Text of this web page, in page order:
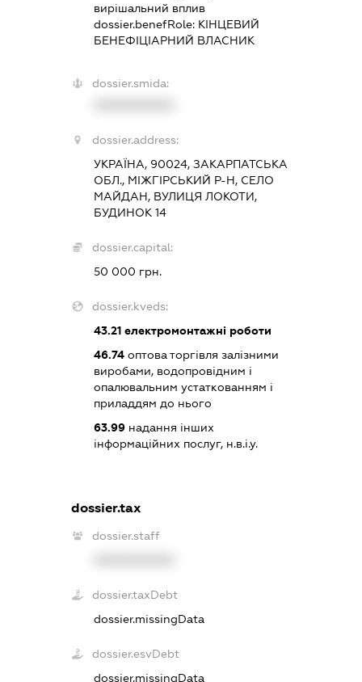
вирішальний вплив
dossier.benefRole: КІНЦЕВИЙ
БЕНЕФІЦІАРНИЙ ВЛАСНИК
dossier.smida:
dossier.address:
УКРАЇНА, 90024, ЗАКАРПАТСЬКА
ОБЛ., МІЖГІРСЬКИЙ Р-Н, СЕЛО
МАЙДАН, ВУЛИЦЯ ЛОКОТИ,
БУДИНОК 14
dossier.capital:
50 000 грн.
dossier.kveds:
43.21 електромонтажні роботи
46.74 оптова торгівля залізними
виробами, водопровідним і
опалювальним устаткованням і
приладдям до нього
63.99 надання інших
інформаційних послуг, н.в.і.у.
dossier.tax
dossier.staff
dossier.taxDebt
dossier.missingData
dossier.esvDebt
dossier.missingData